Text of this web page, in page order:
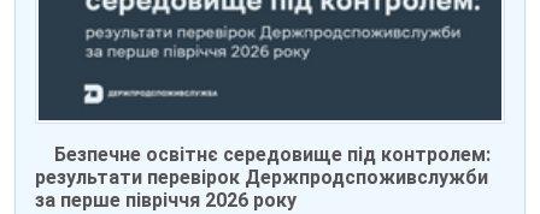
Безпечне освітнє середовище під контролем:
результати перевірок Держпродспоживслужби
за перше півріччя 2026 року